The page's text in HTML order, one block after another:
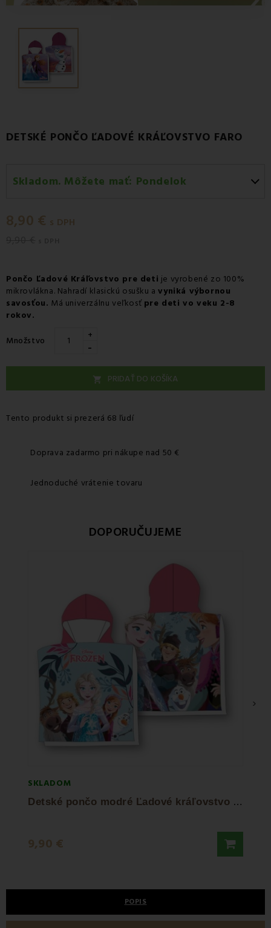
DETSKÉ PONČO ĽADOVÉ KRÁĽOVSTVO FARO
Skladom. Môžete mať: Pondelok
Pondelok 10.08
Pondelok 10.08 -Osobný odber v odbernom mieste
GLS
Packeta doručenie kuriérom na adresu
8,90 € s DPH
Pončo Ľadové Kráľovstvo pre deti je vyrobené zo 100%
mikrovlákna. Nahradí klasickú osušku avyniká výbornou
savosťou. Má univerzálnu veľkosť pre deti vo veku 2-8
rokov.
Množstvo +
-
 PRIDAŤ DO KOŠÍKA
Tento produkt si prezerá 68 ľudí
Doprava zadarmo pri nákupe nad 50 €
Jednoduché vrátenie tovaru
DOPORUČUJEME
SKLADOM
D
etské pončo modré Ľadové kráľovstvo FARO
9,90 €
›
POPIS